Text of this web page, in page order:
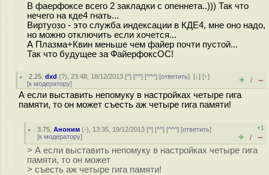
В фаерфоксе всего 2 закладки с опеннета..))) Так что
нечего на кде4 гнать...
Виртуозо - это служба индексации в КДЕ4, мне оно надо,
но можно отключить если хочется...
А Плазма+Квин меньше чем файер почти пустой...
Так что будущее за ФайерфоксОС!
2.25 ,dxd (?), 23:48, 18/12/2013 [^] [^^] [^^^] [ответить][↓] [↑]
[к модератору] + / –
А если выставить непомуку в настройках четыре гига
памяти, то он может съесть аж четыре гига памяти!
3.75 ,Аноним (-), 13:35, 19/12/2013 [^] [^^] [^^^] [ответить]
[к модератору]
+1
+ / –
> А если выставить непомуку в настройках четыре гига
памяти, то он может
> съесть аж четыре гига памяти!